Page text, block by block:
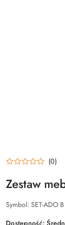
(0)
Zestaw
Symbol: SET-ADO
Dostępność: